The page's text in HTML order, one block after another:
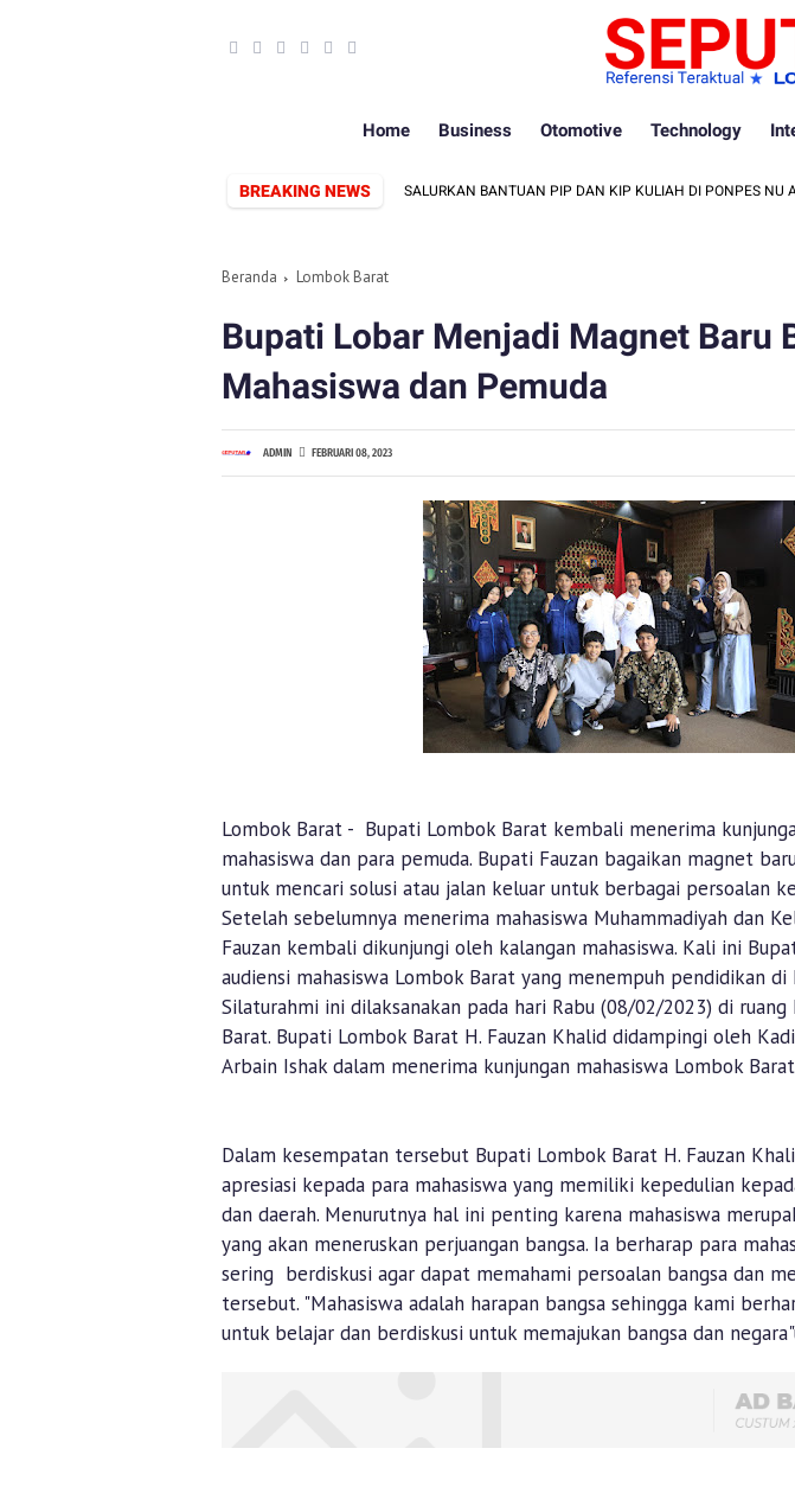
Home Business Otomotive Technology
BREAKING NEWS
SARI YULIATI SALURKAN BANTUAN PIP DAN KIP KULIAH DI PONPES NU
Beranda Lombok Barat
Bupati Lobar Menjadi Magnet Baru
Mahasiswa dan Pemuda
ADMIN FEBRUARI 08, 2023
Lombok Barat - Bupati Lombok Barat kembali menerima
mahasiswa dan para pemuda. Bupati Fauzan bagaikan magnet
untuk mencari solusi atau jalan keluar untuk berbagai persoalan
Setelah sebelumnya menerima mahasiswa Muhammadiyah dan
Fauzan kembali dikunjungi oleh kalangan mahasiswa. Kali ini
audiensi mahasiswa Lombok Barat yang menempuh pendidikan di
Silaturahmi ini dilaksanakan pada hari Rabu (08/02/2023) di
Barat. Bupati Lombok Barat H. Fauzan Khalid didampingi oleh
Arbain Ishak dalam menerima kunjungan mahasiswa Lombok
Dalam kesempatan tersebut Bupati Lombok Barat H. Fauzan
apresiasi kepada para mahasiswa yang memiliki kepedulian
dan daerah. Menurutnya hal ini penting karena mahasiswa
yang akan meneruskan perjuangan bangsa. Ia berharap para
sering berdiskusi agar dapat memahami persoalan bangsa dan
tersebut. "Mahasiswa adalah harapan bangsa sehingga kami
untuk belajar dan berdiskusi untuk memajukan bangsa dan